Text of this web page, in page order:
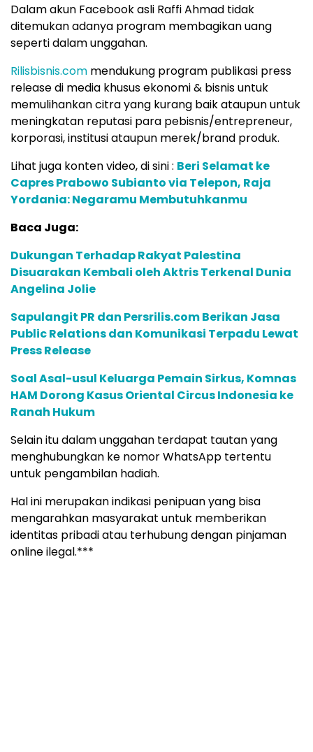
Dalam akun Facebook asli Raffi Ahmad tidak
ditemukan adanya program membagikan uang
seperti dalam unggahan.
Rilisbisnis.com mendukung program publikasi press
release di media khusus ekonomi & bisnis untuk
memulihankan citra yang kurang baik ataupun untuk
meningkatan reputasi para pebisnis/entrepreneur,
korporasi, institusi ataupun merek/brand produk.
Lihat juga konten video, di sini : Beri Selamat ke
Capres Prabowo Subianto via Telepon, Raja
Yordania: Negaramu Membutuhkanmu
Baca Juga:
Dukungan Terhadap Rakyat Palestina
Disuarakan Kembali oleh Aktris Terkenal Dunia
Angelina Jolie
Sapulangit PR dan Persrilis.com Berikan Jasa
Public Relations dan Komunikasi Terpadu Lewat
Press Release
Soal Asal-usul Keluarga Pemain Sirkus, Komnas
HAM Dorong Kasus Oriental Circus Indonesia ke
Ranah Hukum
Selain itu dalam unggahan terdapat tautan yang
menghubungkan ke nomor WhatsApp tertentu
untuk pengambilan hadiah.
Hal ini merupakan indikasi penipuan yang bisa
mengarahkan masyarakat untuk memberikan
identitas pribadi atau terhubung dengan pinjaman
online ilegal.***